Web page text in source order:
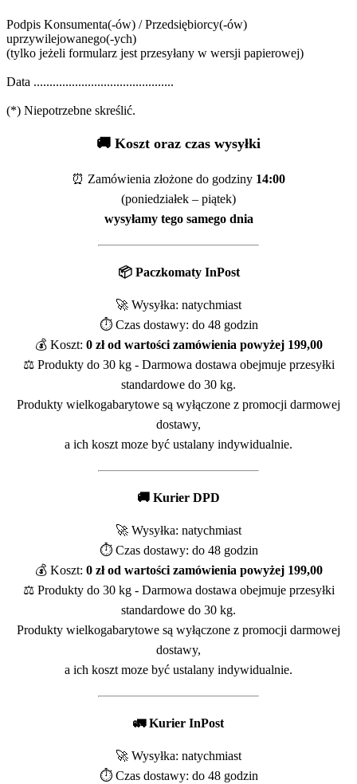
Podpis Konsumenta(-ów) / Przedsiębiorcy(-ów)
uprzywilejowanego(-ych)
(tylko jeżeli formularz jest przesyłany w wersji papierowej)
Data ............................................
(*) Niepotrzebne skreślić.
🚚 Koszt oraz czas wysyłki
⏰ Zamówienia złożone do godziny 14:00
(poniedziałek – piątek)
wysyłamy tego samego dnia
📦 Paczkomaty InPost
🚀 Wysyłka: natychmiast
⏱️ Czas dostawy: do 48 godzin
💰 Koszt: 0 zł od wartości zamówienia powyżej 199,00
⚖️ Produkty do 30 kg - Darmowa dostawa obejmuje przesyłki
standardowe do 30 kg.
Produkty wielkogabarytowe są wyłączone z promocji darmowej
dostawy,
a ich koszt moze być ustalany indywidualnie.
🚚 Kurier DPD
🚀 Wysyłka: natychmiast
⏱️ Czas dostawy: do 48 godzin
💰 Koszt: 0 zł od wartości zamówienia powyżej 199,00
⚖️ Produkty do 30 kg - Darmowa dostawa obejmuje przesyłki
standardowe do 30 kg.
Produkty wielkogabarytowe są wyłączone z promocji darmowej
dostawy,
a ich koszt moze być ustalany indywidualnie.
🚛 Kurier InPost
🚀 Wysyłka: natychmiast
⏱️ Czas dostawy: do 48 godzin